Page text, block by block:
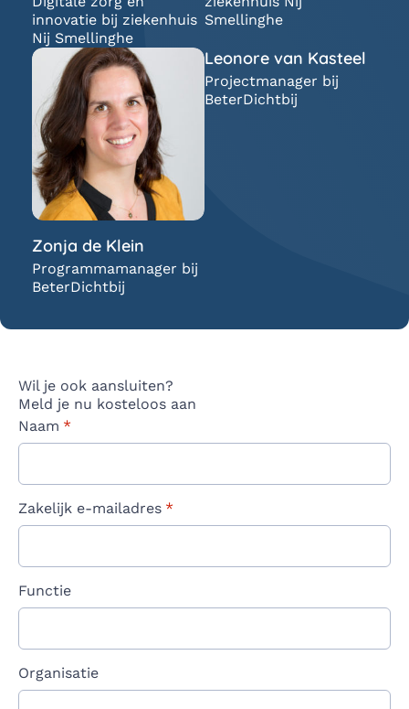
innovatie bij ziekenhuis
Nij Smellinghe
Smellinghe
Zonja de Klein
Programmamanager bij
BeterDichtbij
Leonore van Kasteel
Projectmanager bij
BeterDichtbij
Wil je ook aansluiten?
Meld je nu kosteloos aan
Naam *
Zakelijk e-mailadres *
Functie
Organisatie